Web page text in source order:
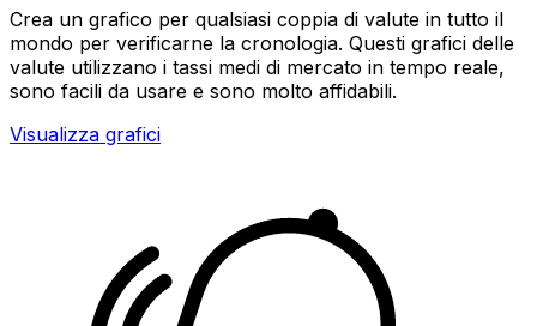
Crea un grafico per qualsiasi coppia di valute in tutto il
mondo per verificarne la cronologia. Questi grafici delle
valute utilizzano i tassi medi di mercato in tempo reale,
sono facili da usare e sono molto affidabili.
Visualizza grafici